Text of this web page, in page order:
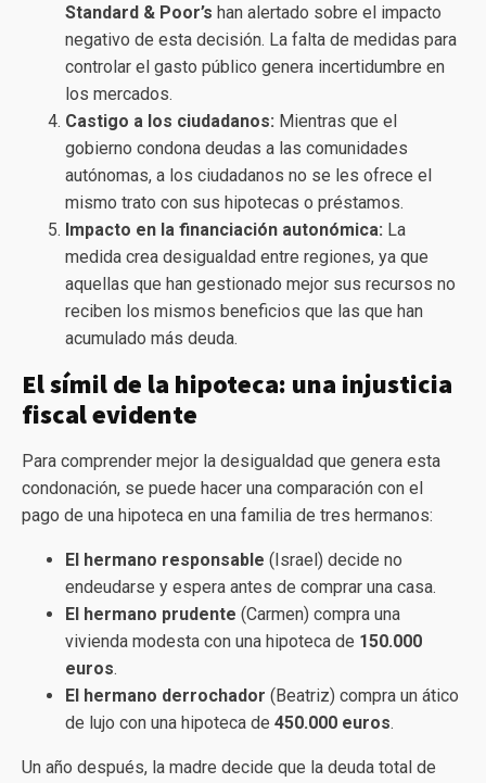
Standard & Poor’s han alertado sobre el impacto
negativo de esta decisión. La falta de medidas para
controlar el gasto público genera incertidumbre en
los mercados.
Castigo a los ciudadanos: Mientras que el
gobierno condona deudas a las comunidades
autónomas, a los ciudadanos no se les ofrece el
mismo trato con sus hipotecas o préstamos.
Impacto en la financiación autonómica: La
medida crea desigualdad entre regiones, ya que
aquellas que han gestionado mejor sus recursos no
reciben los mismos beneficios que las que han
acumulado más deuda.
El símil de la hipoteca: una injusticia
fiscal evidente
Para comprender mejor la desigualdad que genera esta
condonación, se puede hacer una comparación con el
pago de una hipoteca en una familia de tres hermanos:
El hermano responsable (Israel) decide no
endeudarse y espera antes de comprar una casa.
El hermano prudente (Carmen) compra una
vivienda modesta con una hipoteca de 150.000
euros.
El hermano derrochador (Beatriz) compra un ático
de lujo con una hipoteca de 450.000 euros.
Un año después, la madre decide que la deuda total de